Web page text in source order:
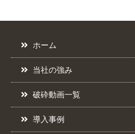
ホーム
当社の強み
破砕動画一覧
導入事例